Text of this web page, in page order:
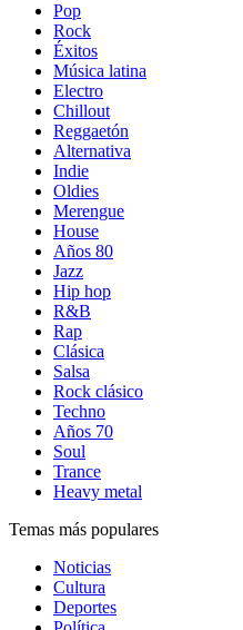
Pop
Rock
Éxitos
Música latina
Electro
Chillout
Reggaetón
Alternativa
Indie
Oldies
Merengue
House
Años 80
Jazz
Hip hop
R&B
Rap
Clásica
Salsa
Rock clásico
Techno
Años 70
Soul
Trance
Heavy metal
Temas más populares
Noticias
Cultura
Deportes